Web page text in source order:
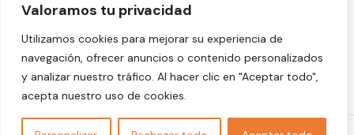
Valoramos tu privacidad
Utilizamos cookies para mejorar su experiencia de
navegación, ofrecer anuncios o contenido personalizados
y analizar nuestro tráfico. Al hacer clic en "Aceptar todo",
acepta nuestro uso de cookies.
Deja tu comentario sobre El Bosque
Encantado
Facebook-
f
Google